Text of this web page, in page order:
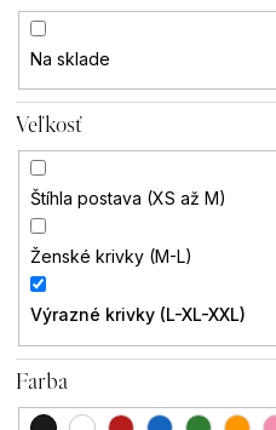
p
r
o
d
u
k
t
o
Na sklade
Farba
Veľkosť
Štíhla postava (XS až M)
Ženské krivky (M-L)
Výrazné krivky (L-XL-XXL)
e
s